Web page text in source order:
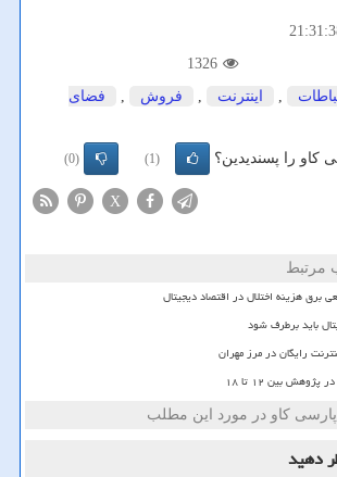
1326
, اینترنت , فروش ,
فضای
کاو را پسندیدین؟ (1)
(0)
X
مرتبط
برق هزینه اختلال در اقتصاد دیجیتال
باید برطرف شود
رایگان در مرز مهران
بین ۱۲ تا ۱۸
کاو در مورد این مطلب
دهید